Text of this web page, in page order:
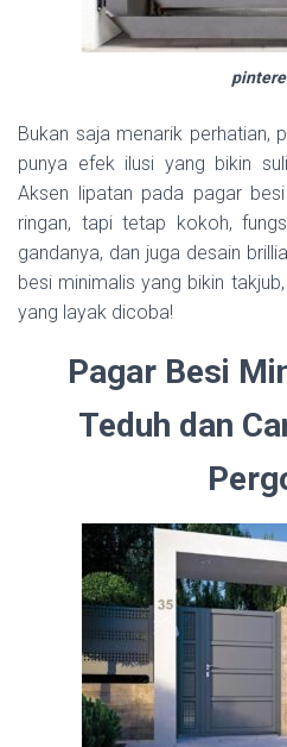
Bukan saja menarik perhatian,
punya efek ilusi yang bikin
Aksen lipatan pada pagar
ringan, tapi tetap kokoh,
gandanya, dan juga desain
besi minimalis yang bikin
yang layak dicoba!
Pagar Besi
Teduh dan